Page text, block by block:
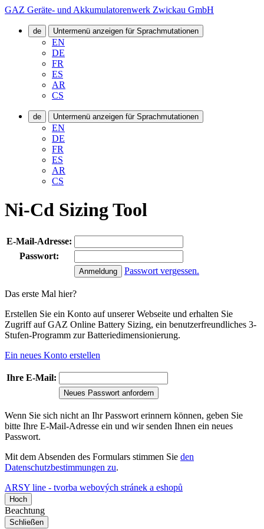
GAZ Geräte- und Akkumulatorenwerk Zwickau GmbH
de Untermenü anzeigen für Sprachmutationen
EN
DE
FR
ES
AR
CS
de Untermenü anzeigen für Sprachmutationen
EN
DE
FR
ES
AR
CS
Ni-Cd Sizing Tool
E-Mail-Adresse:
Passwort:
Passwort vergessen.
Das erste Mal hier?
Erstellen Sie ein Konto auf unserer Webseite und erhalten Sie
Zugriff auf GAZ Online Battery Sizing, ein benutzerfreundliches 3-
Stufen-Programm zur Batteriedimensionierung.
Ein neues Konto erstellen
Ihre E-Mail:
Neues Passwort anfordern
Wenn Sie sich nicht an Ihr Passwort erinnern können, geben Sie
bitte Ihre E-Mail-Adresse ein und wir senden Ihnen ein neues
Passwort.
Mit dem Absenden des Formulars stimmen Sie den
Datenschutzbestimmungen zu.
ARSY line - tvorba webových stránek a eshopů
Hoch
Beachtung
Schließen